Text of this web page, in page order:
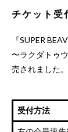
チケット受
『SUPER
〜ラクダトゥ
売されました。
受付方法